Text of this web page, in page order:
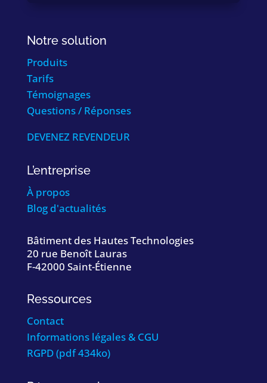
Notre solution
Produits
Tarifs
Témoignages
Questions / Réponses
DEVENEZ REVENDEUR
L’entreprise
À propos
Blog d'actualités
Bâtiment des Hautes Technologies
20 rue Benoît Lauras
F-42000 Saint-Étienne
Ressources
Contact
Informations légales & CGU
RGPD (pdf 434ko)